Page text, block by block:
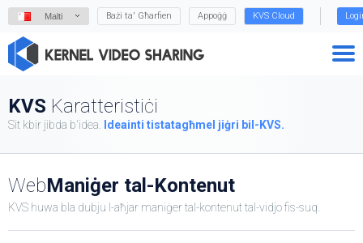
Malti Bażi ta' Għarfien Appoġġ KVS Cloud
KVS Karatteristiċi
Sit kbir jibda b'idea. Ideainti tistatagħmel jiġri bil-KVS.
WebManiġer tal-Kontenut
KVS huwa bla dubju l-aħjar maniġer tal-kontenut tal-vidjo fis-suq.